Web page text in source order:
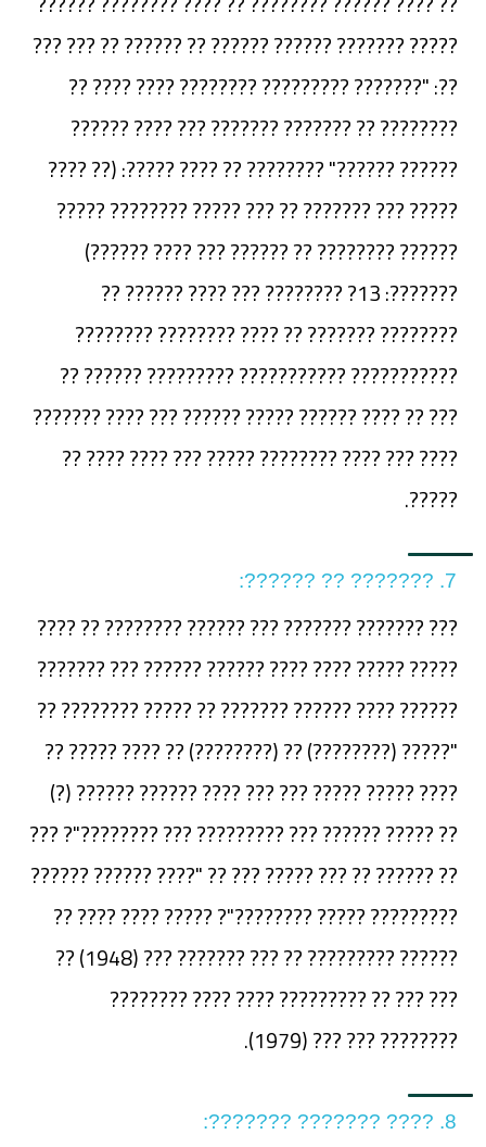
????? ??????? ?????? ?????? ?? ?????? ?? ??? ???
??: "??????? ????????? ???????? ???? ???? ??
???????? ?? ??????? ??????? ??? ???? ??????
?????? ??????" ???????? ?? ???? ?????: (?? ????
????? ??? ??????? ?? ??? ????? ???????? ?????
?????? ???????? ?? ?????? ??? ???? ??????)
???????: 13? ???????? ??? ???? ?????? ??
???????? ??????? ?? ???? ???????? ????????
??????????? ??????????? ????????? ?????? ??
??? ?? ???? ?????? ????? ?????? ??? ???? ???????
???? ??? ???? ???????? ????? ??? ???? ???? ??
?????.
7. ??????? ?? ??????:
??? ??????? ??????? ??? ?????? ???????? ?? ????
????? ????? ???? ???? ?????? ?????? ??? ???????
?????? ???? ?????? ??????? ?? ????? ???????? ??
"????? (????????) ?? (????????) ?? ???? ????? ??
???? ????? ????? ??? ??? ???? ?????? ?????? (?)
?? ????? ?????? ??? ????????? ??? ????????"? ???
?? ?????? ?? ??? ????? ??? ?? "???? ?????? ??????
????????? ????? ????????"? ????? ???? ???? ??
?????? ????????? ?? ??? ??????? ??? (1948) ??
??? ??? ?? ????????? ???? ???? ????????
???????? ??? ??? (1979).
8. ???? ??????? ???????: